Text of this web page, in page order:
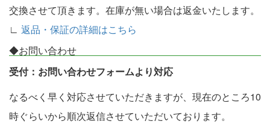
交換させて頂きます。在庫が無い場合は返金いたします。
∟ 返品・保証の詳細はこちら
◆お問い合わせ
受付：お問い合わせフォームより対応
なるべく早く対応させていただきますが、現在のところ10
時ぐらいから順次返信させていただいております。